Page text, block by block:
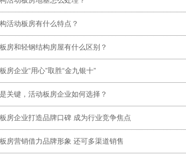
活动板房有什么特点？
房和轻钢结构房屋有什么区别？
房企业“用心”取胜“金九银十”
关键，活动板房企业如何选择？
房企业打造品牌口碑 成为行业竞争焦点
房营销借力品牌形象 还可多渠道销售